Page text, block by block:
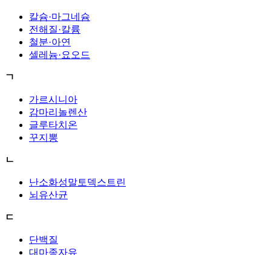
칼슘·마그네슘
전해질·칼륨
철분·아연
셀레늄·요오드
ㄱ
가르시니아
감마리놀렌산
글루타치온
꾸지뽕
ㄴ
난소화성말토덱스트린
뇌유산균
ㄷ
단백질
대마종자유